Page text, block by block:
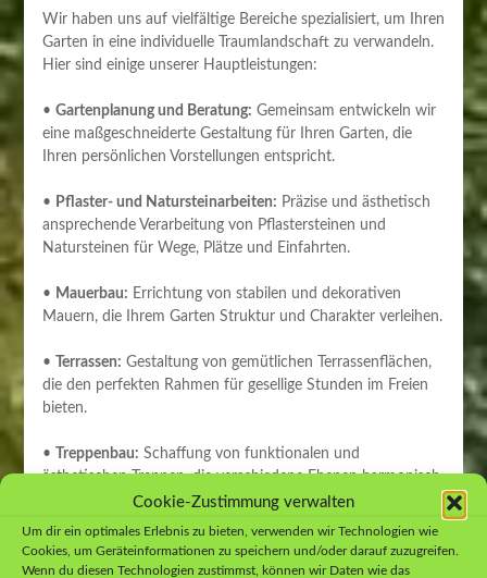
Cookie-Zustimmung verwalten
Um dir ein optimales Erlebnis zu bieten, verwenden wir Technologien wie
Cookies, um Geräteinformationen zu speichern und/oder darauf zuzugreifen.
Wenn du diesen Technologien zustimmst, können wir Daten wie das
Wir haben uns auf vielfältige Bereiche spezialisiert, um Ihren
Garten in eine individuelle Traumlandschaft zu verwandeln.
Hier sind einige unserer Hauptleistungen:
• Gartenplanung und Beratung: Gemeinsam entwickeln wir
eine maßgeschneiderte Gestaltung für Ihren Garten, die
Ihren persönlichen Vorstellungen entspricht.
• Pflaster- und Natursteinarbeiten: Präzise und ästhetisch
ansprechende Verarbeitung von Pflastersteinen und
Natursteinen für Wege, Plätze und Einfahrten.
• Mauerbau: Errichtung von stabilen und dekorativen
Mauern, die Ihrem Garten Struktur und Charakter verleihen.
• Terrassen: Gestaltung von gemütlichen Terrassenflächen,
die den perfekten Rahmen für gesellige Stunden im Freien
bieten.
• Treppenbau: Schaffung von funktionalen und
ästhetischen Treppen, die verschiedene Ebenen harmonisch
miteinander verbinden.
•Holzterrassen:Einsatz von Holz für die
Terrassengestaltung, um eine warme und natürliche